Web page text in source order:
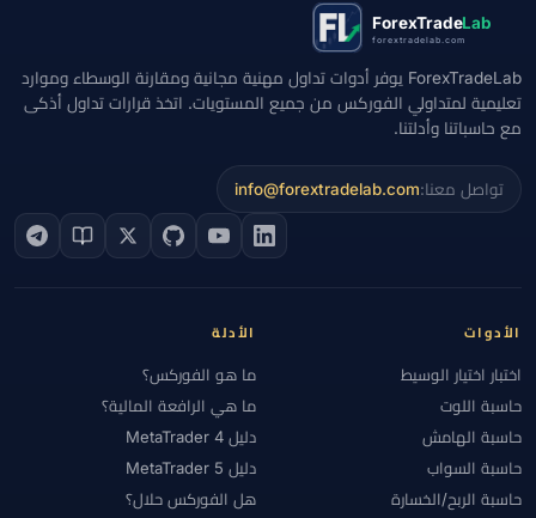
ForexTradeLab
forextradelab.com
ForexTradeLab يوفر أدوات تداول مهنية مجانية ومقارنة الوسطاء وموارد
تعليمية لمتداولي الفوركس من جميع المستويات. اتخذ قرارات تداول أذكى
مع حاسباتنا وأدلتنا.
تواصل معنا:info@forextradelab.com
الأدوات
اختبار اختيار الوسيط
حاسبة اللوت
حاسبة الهامش
حاسبة السواب
حاسبة الربح/الخسارة
الأدلة
ما هو الفوركس؟
ما هي الرافعة المالية؟
دليل MetaTrader 4
دليل MetaTrader 5
هل الفوركس حلال؟